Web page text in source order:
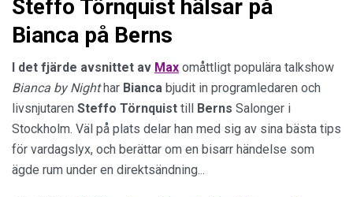
Steffo Törnquist hälsar på
Bianca på Berns
I det fjärde avsnittet av Max omåttligt populära talkshow
Bianca by Nighthar Bianca bjudit in programledaren och
livsnjutaren Steffo Törnquist till Berns Salonger i
Stockholm. Väl på plats delar han med sig av sina bästa tips
för vardagslyx, och berättar om en bisarr händelse som
ägde rum under en direktsändning...